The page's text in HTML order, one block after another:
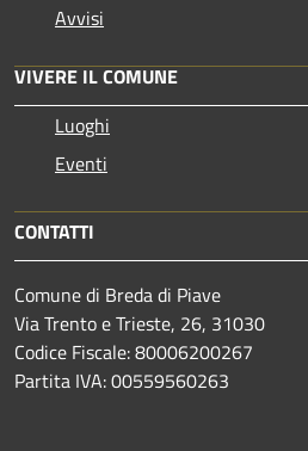
Avvisi
VIVERE IL COMUNE
Luoghi
Eventi
CONTATTI
Comune di Breda di Piave
Via Trento e Trieste, 26, 31030
Codice Fiscale: 80006200267
Partita IVA: 00559560263